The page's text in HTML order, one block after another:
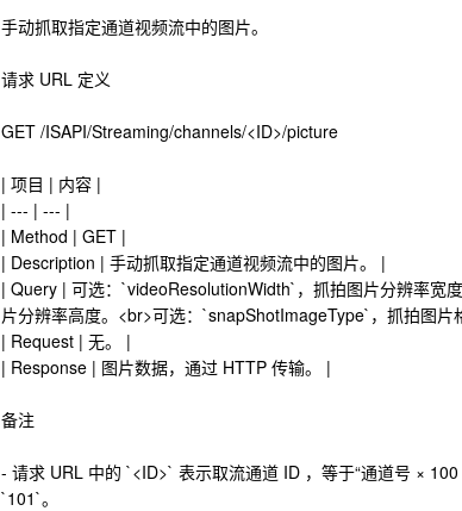
手动抓取指定通道视频流中的图片。
请求 URL 定义
GET /ISAPI/Streaming/channels/<ID>/picture
| 项目 | 内容 |
| --- | --- |
| Method | GET |
| Description | 手动抓取指定通道视频流中的图片。 |
| Query | 可选：`videoResolutionWidth`，抓拍图片分辨率宽
片分辨率高度。<br>可选：`snapShotImageType`，抓拍图片
| Request | 无。 |
| Response | 图片数据，通过 HTTP 传输。 |
备注
- 请求 URL 中的 `<ID>` 表示取流通道 ID ，等于“通道号 ×
`101`。